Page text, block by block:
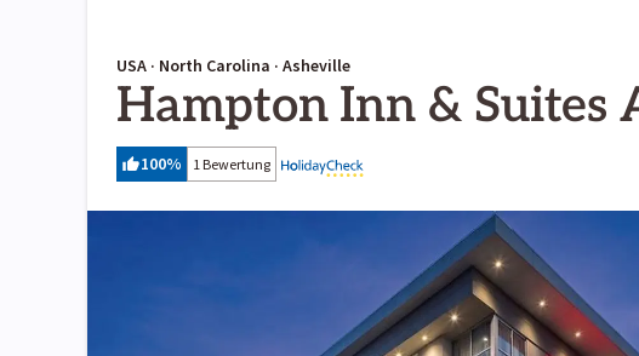
USA · North Carolina · Asheville
Hampton Inn & Suites
100% 1 Bewertung